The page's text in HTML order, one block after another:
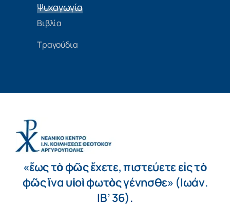
Ψυχαγωγία
Βιβλία
Τραγούδια
«ἕως τὸ φῶς ἔχετε, πιστεύετε εἰς τὸ
φῶς ἵνα υἱοὶ φωτὸς γένησθε» (Ιωάν.
ΙΒ’ 36).